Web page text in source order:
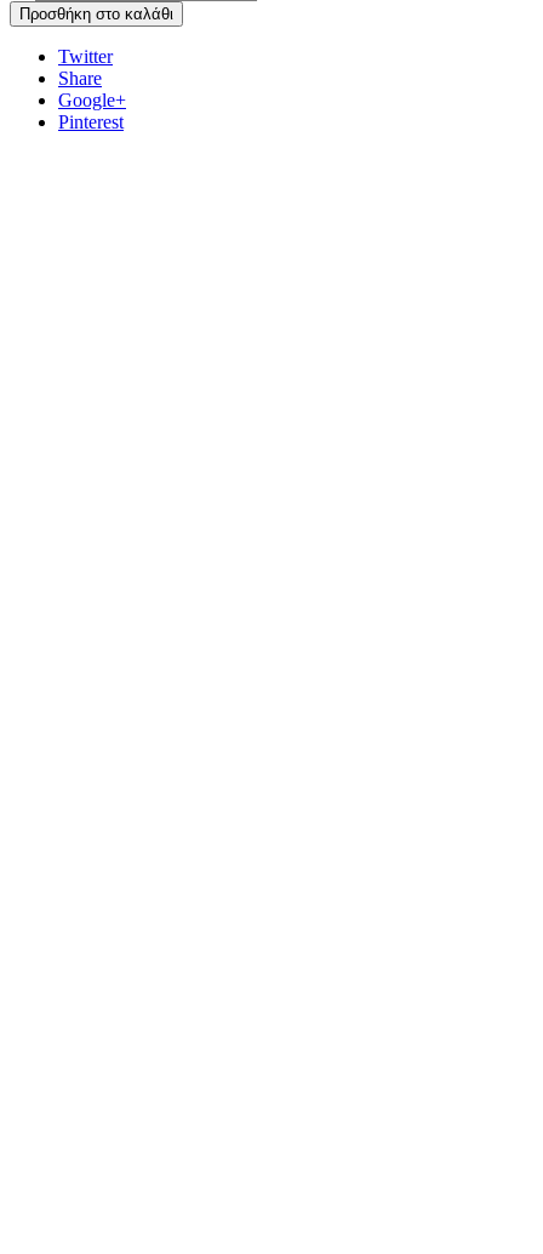
Προσθήκη στο καλάθι
Twitter
Share
Google+
Pinterest